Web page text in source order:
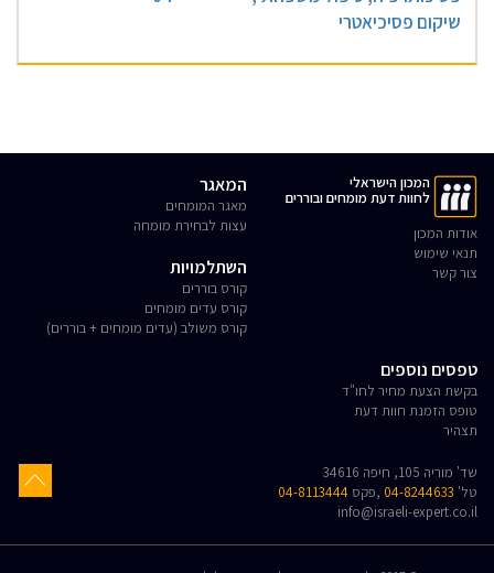
שיקום פסיכיאטרי
המכון הישראלי
לחוות דעת מומחים ובוררים
אודות המכון
תנאי שימוש
צור קשר
המאגר
מאגר המומחים
עצות לבחירת מומחה
השתלמויות
קורס בוררים
קורס עדים מומחים
קורס משולב (עדים מומחים + בוררים)
טפסים נוספים
בקשת הצעת מחיר לחו"ד
טופס הזמנת חוות דעת
תצהיר
שד' מוריה 105, חיפה 34616
טל' 04-8244633 ,פקס 04-8113444
info@israeli-expert.co.il